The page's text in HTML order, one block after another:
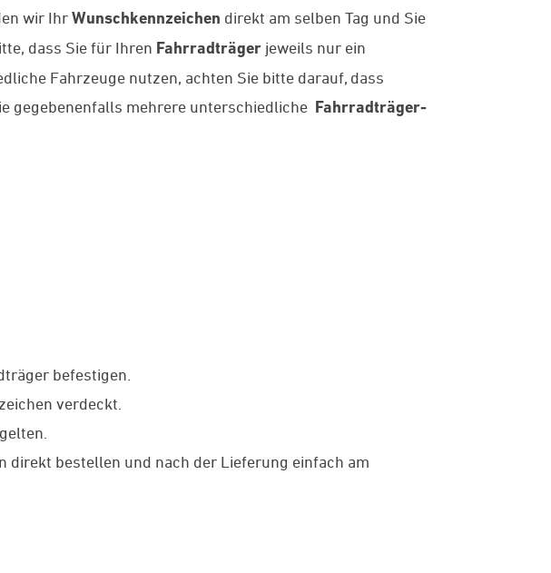
wir Ihr Wunschkennzeichen direkt am selben Tag und Sie
dass Sie für Ihren Fahrradträger jeweils nur ein
Fahrzeuge nutzen, achten Sie bitte darauf, dass
gegebenenfalls mehrere unterschiedliche Fahrradträger-
befestigen.
verdeckt.
direkt bestellen und nach der Lieferung einfach am